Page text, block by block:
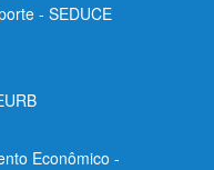
- SEDUCE
Econômico -